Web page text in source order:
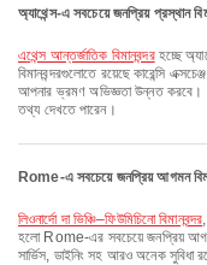
অ্যাথেন্স-এ সবচেয়ে জনপ্রিয় প্রস্থান
এথেন্স আন্তর্জাতিক বিমানবন্দরহচ্ছে
বিমানবন্দরগুলোতে রয়েছে কারেন্সি
আপনার ভ্রমণ অভিজ্ঞতা উন্নত করবে।
তথ্য দেখতে পারেন।
Rome-এ সবচেয়ে জনপ্রিয় আগমন
লিওনার্দো দা ভিঞ্চি–ফিউমিচিনো বিমানবন্দর,
হলো Rome-এর সবচেয়ে জনপ্রিয় আগমন
সার্ভিস, ডাইনিং সহ আরও অনেক